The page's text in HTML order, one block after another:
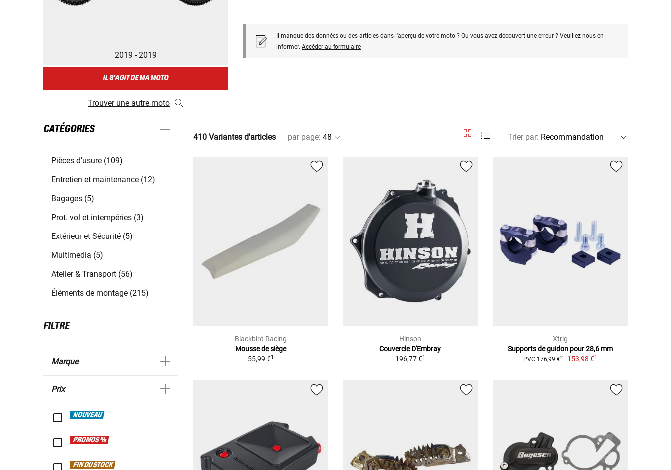
2019 - 2019
IL S'AGIT DE MA MOTO
Trouver une autre moto
Il manque des données ou des articles dans l'aperçu de votre moto ? Ou vous avez découvert une erreur ? Veuillez nous en
informer. Accéder au formulaire
CATÉGORIES
Pièces d'usure (109)
Entretien et maintenance (12)
Bagages (5)
Prot. vol et intempéries (3)
Extérieur et Sécurité (5)
Multimedia (5)
Atelier & Transport (56)
Éléments de montage (215)
FILTRE
Marque
Prix
NOUVEAU
PROMOS %
FIN DU STOCK
410 Variantes d'articles par page: Trier par:
Blackbird Racing
Mousse de siège
55,99 €1
Hinson
Couvercle D'Embray
196,77 €1
Xtrig
Supports de guidon pour 28,6 mm
PVC 176,99 €2 153,98 €1